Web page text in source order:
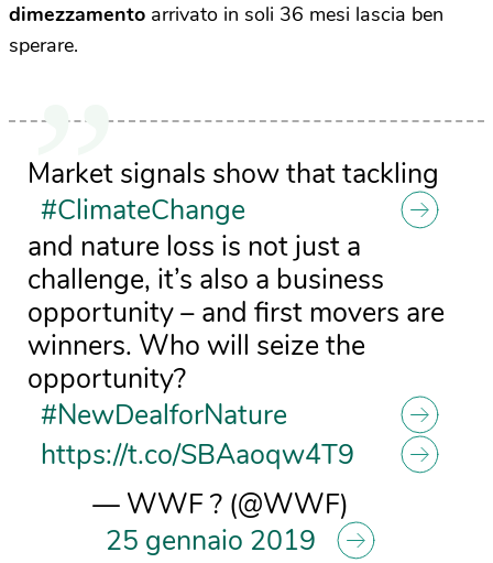
dimezzamento arrivato in soli 36 mesi lascia ben
sperare.
Market signals show that tackling
#ClimateChange
and nature loss is not just a
challenge, it’s also a business
opportunity – and first movers are
winners. Who will seize the
opportunity?
#NewDealforNature
https://t.co/SBAaoqw4T9
— WWF ? (@WWF)
25 gennaio 2019